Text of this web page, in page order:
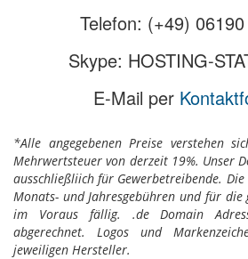
Telefon: (+49)
Skype: HOSTING-
E-Mail per
*Alle angegebenen Preise verstehen
Mehrwertsteuer von derzeit 19%. Unser
ausschließliich für Gewerbetreibende. Die
Monats- und Jahresgebühren und für
im Voraus fällig. .de Domain
abgerechnet. Logos und
jeweiligen Hersteller.